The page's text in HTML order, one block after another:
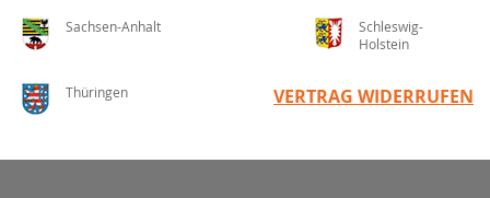
Sachsen-Anhalt
Schleswig-
Holstein
Thüringen VERTRAG WIDERRUFEN